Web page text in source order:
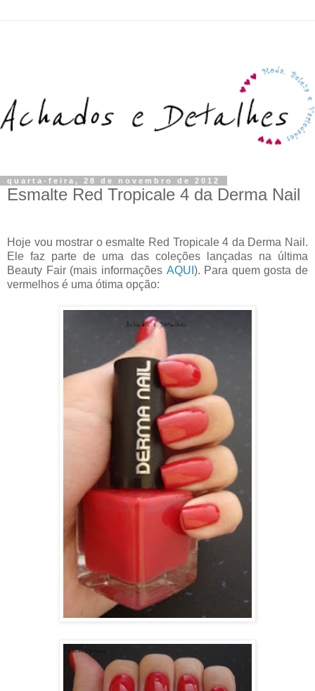
quarta-feira, 28 de novembro de 2012
Esmalte Red Tropicale 4 da Derma Nail
Hoje vou mostrar o esmalte Red Tropicale 4 da Derma Nail.
Ele faz parte de uma das coleções lançadas na última
Beauty Fair (mais informações AQUI ). Para quem gosta de
vermelhos é uma ótima opção: